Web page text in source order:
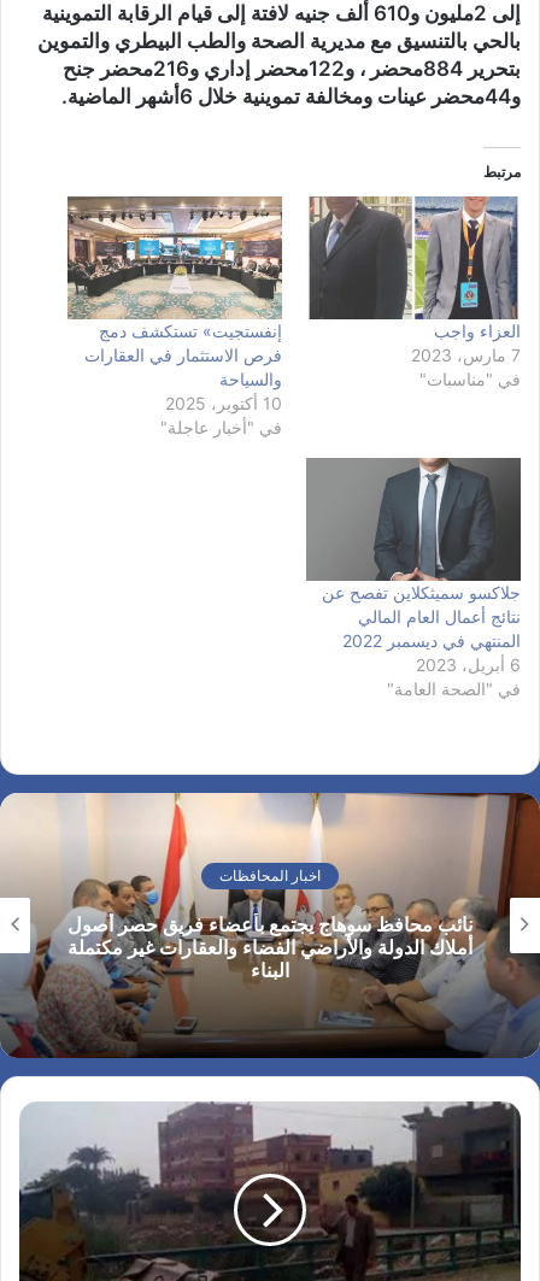
إلى 2مليون و610 ألف جنيه لافتة إلى قيام الرقابة التموينية
بالحي بالتنسيق مع مديرية الصحة والطب البيطري والتموين
بتحرير 884محضر ، و122محضر إداري و216محضر جنح
و44محضر عينات ومخالفة تموينية خلال 6أشهر الماضية.
مرتبط
العزاء واجب
7 مارس، 2023
في "مناسبات"
إنفستجيت» تستكشف دمج
فرص الاستثمار في العقارات
والسياحة
10 أكتوبر، 2025
في "أخبار عاجلة"
جلاكسو سميثكلاين تفصح عن
نتائج أعمال العام المالي
المنتهي في ديسمبر 2022
6 أبريل، 2023
في "الصحة العامة"
اخبار المحافظات
نائب محافظ سوهاج يجتمع بأعضاء فريق حصر أصول
أملاك الدولة والأراضي الفضاء والعقارات غير مكتملة
البناء